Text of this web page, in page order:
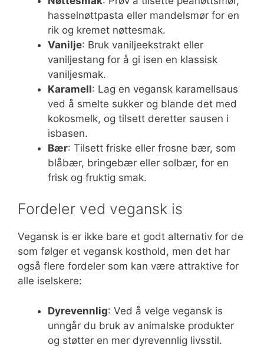
hasselnøttpasta eller mandelsmør for en
rik og kremet nøttesmak.
Vanilje: Bruk vaniljeekstrakt eller
vaniljestang for å gi isen en klassisk
vaniljesmak.
Karamell: Lag en vegansk karamellsaus
ved å smelte sukker og blande det med
kokosmelk, og tilsett deretter sausen i
isbasen.
Bær: Tilsett friske eller frosne bær, som
blåbær, bringebær eller solbær, for en
frisk og fruktig smak.
Fordeler ved vegansk is
Vegansk is er ikke bare et godt alternativ for de
som følger et vegansk kosthold, men det har
også flere fordeler som kan være attraktive for
alle iselskere:
Dyrevennlig: Ved å velge vegansk is
unngår du bruk av animalske produkter
og støtter en mer dyrevennlig livsstil.